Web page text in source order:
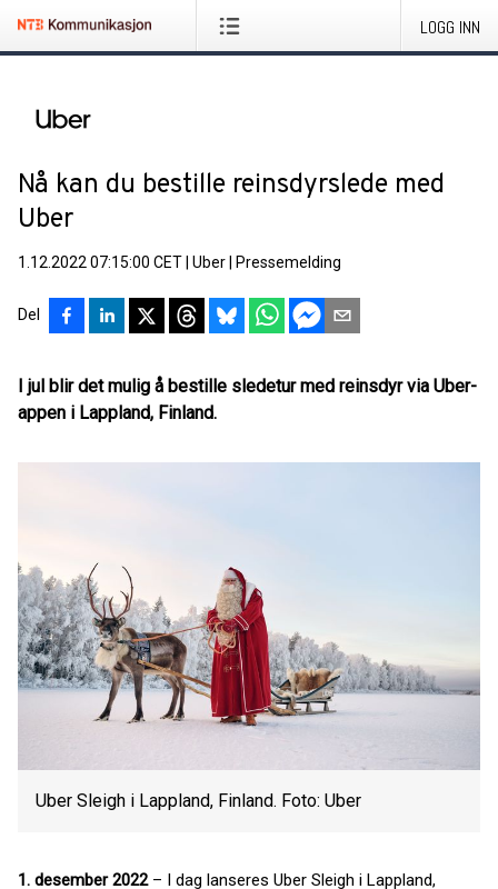
LOGG INN
Nå kan du bestille reinsdyrslede med
Uber
1.12.2022 07:15:00 CET Uber Pressemelding
Del
I jul blir det mulig å bestille sledetur med reinsdyr via Uber-
appen i Lappland, Finland.
Uber Sleigh i Lappland, Finland. Foto: Uber
1. desember 2022– I dag lanseres Uber Sleigh i Lappland,